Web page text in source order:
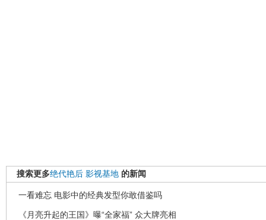
搜索更多绝代艳后 影视基地 的新闻
一看难忘 电影中的经典发型你敢借鉴吗
《月亮升起的王国》曝“全家福” 众大牌亮相